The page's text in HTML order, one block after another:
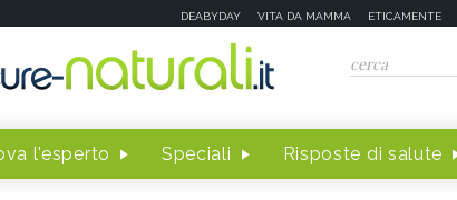
DEABYDAY VITA DA MAMMA ETICAMENTE
l'esperto Speciali Risposte di salute